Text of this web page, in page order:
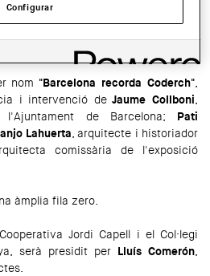
19.30 h tindrà lloc a la Sala d'Actes
nom "Barcelona recorda Coderch"
i intervenció deJaume Collboni
de Barcelona; Pati
Lahuerta arquitecte i historiador
comissària de l'exposició
àmplia fila zero.
Jordi Capell i el Col·legi
serà presidit per Lluís Comerón
Configurar